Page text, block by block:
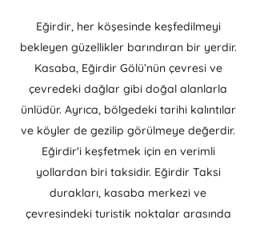
Eğirdir, her köşesinde keşfedilmeyi
bekleyen güzellikler barındıran bir yerdir.
Kasaba, Eğirdir Gölü’nün çevresi ve
çevredeki dağlar gibi doğal alanlarla
ünlüdür. Ayrıca, bölgedeki tarihi kalıntılar
ve köyler de gezilip görülmeye değerdir.
Eğirdir'i keşfetmek için en verimli
yollardan biri taksidir. Eğirdir Taksi
durakları, kasaba merkezi ve
çevresindeki turistik noktalar arasında